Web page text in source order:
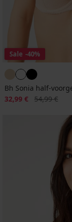
Sale -40%
Bh Sonia half-
Korting
32,99 € 54,99 €